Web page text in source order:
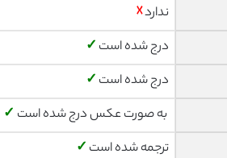
ندارد☓
درج شده است ✓
درج شده است ✓
به صورت عکس درج شده است ✓
ترجمه شده است ✓